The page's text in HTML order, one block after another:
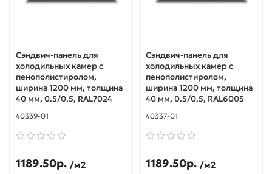
Сэндвич-панель для
холодильных камер с
пенополистиролом,
ширина 1200 мм, толщина
40 мм, 0.5/0.5, RAL7024
40339-01
1189.50р. /м2
Сэндвич-панель для
холодильных камер с
пенополистиролом,
ширина 1200 мм, толщина
40 мм, 0.5/0.5, RAL6005
40337-01
1189.50р. /м2